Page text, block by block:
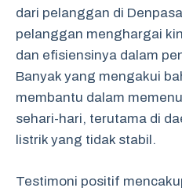
dari pelanggan di
pelanggan menghargai
dan efisiensinya dalam
Banyak yang mengakui
membantu dalam
sehari-hari, terutama di
listrik yang tidak stabil.
Testimoni positif